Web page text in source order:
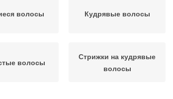
волосы Кудрявые волосы
волосы
Стрижки на кудрявые
волосы